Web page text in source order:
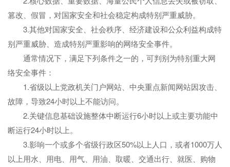
篡改、假冒，对国家安全和社会稳定构成特别严重威胁。
3.其他对国家安全、社会秩序、经济建设和公众利益构成特
别严重威胁、造成特别严重影响的网络安全事件。
通常情况下，满足下列条件之一的，可判别为特别重大网
络安全事件：
1.省级以上党政机关门户网站、中央重点新闻网站因攻击、
故障，导致24小时以上不能访问。
2.关键信息基础设施整体中断运行6小时以上或主要功能中
断运行24小时以上。
3.影响一个或多个省级行政区50%以上人口，或者1000万人
以上用水、用电、用气、用油、取暖、交通出行、就医、购物